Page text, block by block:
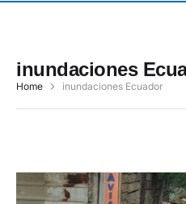
inundaciones
Home inundaciones Ecuador